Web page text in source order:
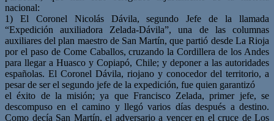
nacional:
1) El Coronel Nicolás Dávila, segundo Jefe de la llamada
“Expedición auxiliadora Zelada-Dávila”, una de las columnas
auxiliares del plan maestro de San Martín, que partió desde La Rioja
por el paso de Come Caballos, cruzando la Cordillera de los Andes
para llegar a Huasco y Copiapó, Chile; y deponer a las autoridades
españolas. El Coronel Dávila, riojano y conocedor del territorio, a
pesar de ser el segundo jefe de la expedición, fue quien garantizó
el éxito de la misión; ya que Francisco Zelada, primer jefe, se
descompuso en el camino y llegó varios días después a destino.
Como decía San Martín, el adversario a vencer en el cruce de Los